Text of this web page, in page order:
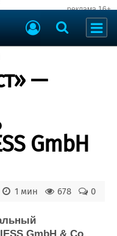
реклама 16+
—
GmbH
0
678
1 мин